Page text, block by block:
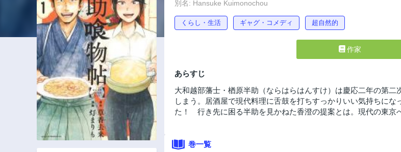
別名: Hansuke Kuimonochou
くらし・生活 ギャグ・コメディ 超自然的
作家
あらすじ
大和越部藩士・楢原半助（ならはらはんすけ）は慶応二年の第
しまう。居酒屋で現代料理に舌鼓を打ちすっかりいい気持ちに
た！ 行き先に困る半助を見かねた香澄の提案とは。現代の東京
巻一覧